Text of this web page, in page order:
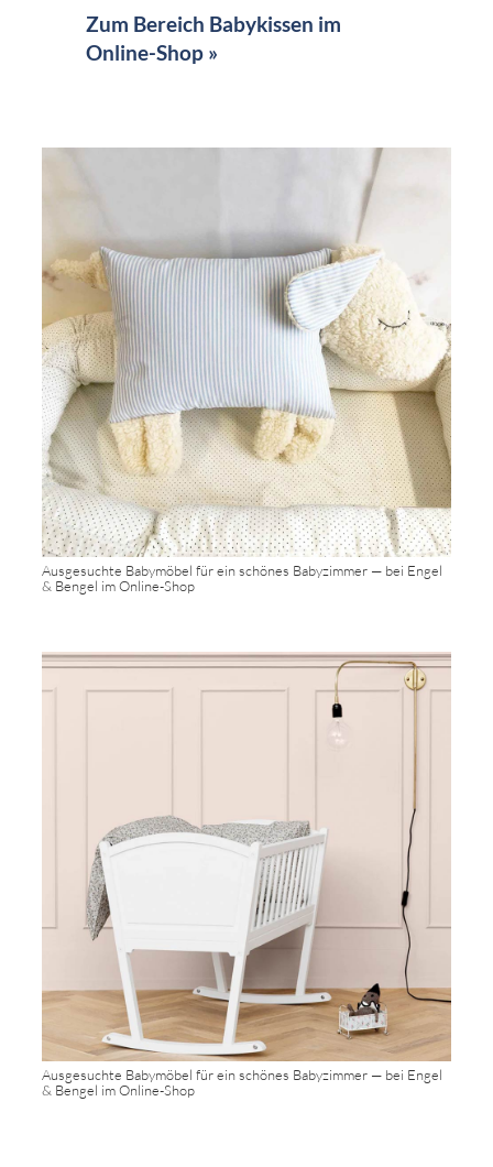
Zum Bereich Babykissen im
Online-Shop »
Ausgesuchte Babymöbel für ein schönes Babyzimmer — bei Engel
& Bengel im Online-Shop
Ausgesuchte Babymöbel für ein schönes Babyzimmer — bei Engel
& Bengel im Online-Shop